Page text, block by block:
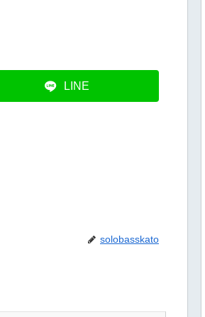
LINE
solobasskato